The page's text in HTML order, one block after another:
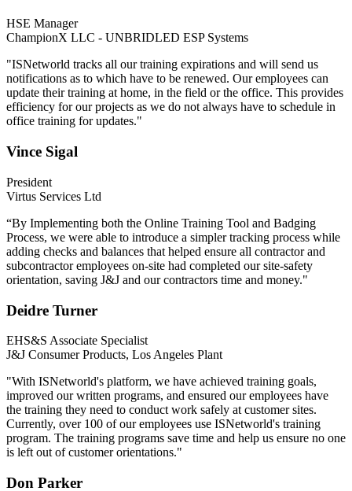
HSE Manager
ChampionX LLC - UNBRIDLED ESP Systems
"ISNetworld tracks all our training expirations and will send us
notifications as to which have to be renewed. Our employees can
update their training at home, in the field or the office. This provides
efficiency for our projects as we do not always have to schedule in
office training for updates."
Vince Sigal
President
Virtus Services Ltd
“By Implementing both the Online Training Tool and Badging
Process, we were able to introduce a simpler tracking process while
adding checks and balances that helped ensure all contractor and
subcontractor employees on-site had completed our site-safety
orientation, saving J&J and our contractors time and money."
Deidre Turner
EHS&S Associate Specialist
J&J Consumer Products, Los Angeles Plant
"With ISNetworld's platform, we have achieved training goals,
improved our written programs, and ensured our employees have
the training they need to conduct work safely at customer sites.
Currently, over 100 of our employees use ISNetworld's training
program. The training programs save time and help us ensure no one
is left out of customer orientations."
Don Parker